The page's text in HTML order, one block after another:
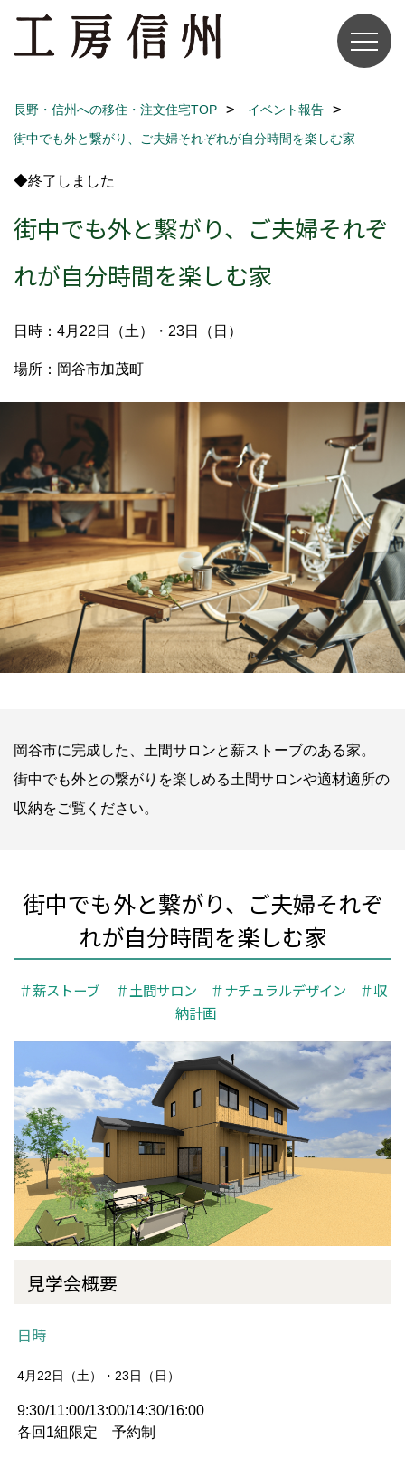
長野・信州への移住・注文住宅TOP
イベント報告
街中でも外と繋がり、ご夫婦それぞれが自分時間を楽しむ家
◆終了しました
街中でも外と繋がり、ご夫婦それぞ
れが自分時間を楽しむ家
日時：4月22日（土）・23日（日）
場所：岡谷市加茂町
岡谷市に完成した、土間サロンと薪ストーブのある家。
街中でも外との繋がりを楽しめる土間サロンや適材適所の
収納をご覧ください。
街中でも外と繋がり、ご夫婦それぞ
れが自分時間を楽しむ家
＃薪ストーブ ＃土間サロン ＃ナチュラルデザイン ＃収
納計画
見学会概要
日時
4月22日（土）・23日（日）
9:30/11:00/13:00/14:30/16:00
各回1組限定 予約制